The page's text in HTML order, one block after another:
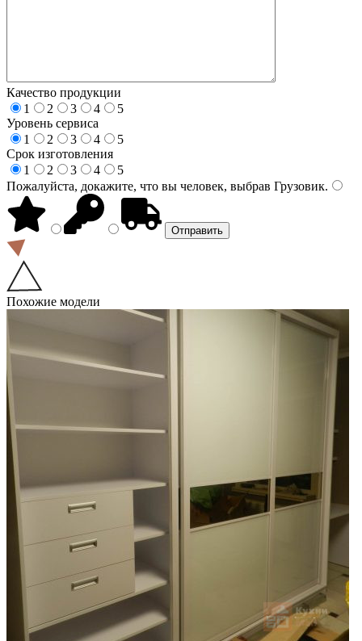
Качество продукции
1
2 3 4
5
Уровень сервиса
1
2 3 4
5
Срок изготовления
1
2 3 4
5
Пожалуйста, докажите, что вы человек, выбрав Грузовик.
Похожие модели